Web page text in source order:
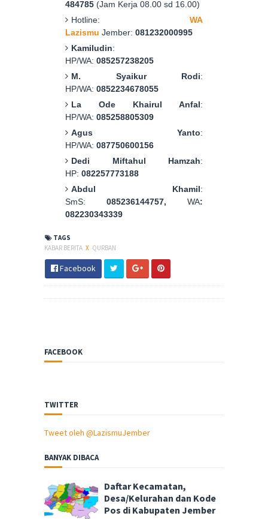
484785 (Jam Kerja 08.00 sd 16.00)
Hotline: WA
Lazismu Jember: 081232000995
Kamiludin:
HP/WA: 085257238205
M. Syaikur Rodi:
HP/WA: 0852234678055
La Ode Khairul Anfal:
HP/WA: 085258805309
Agus Yanto:
HP/WA: 087750600156
Dedi Miftahul Hamzah:
HP: 082257773188
Abdul Khamil:
SmS: 085236144757, WA:
082230343339
TAGS
KABAR BERITA X QURBAN
Facebook
FACEBOOK
TWITTER
Tweet oleh @LazismuJember
BANYAK DIBACA
Daftar Kecamatan,
Desa/Kelurahan dan Kode
Pos di Kabupaten Jember